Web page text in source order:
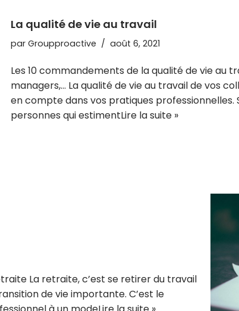
La qualité de vie au travail
par Groupproactive août 6, 2021
Les 10 commandements de la qualité de vie au
managers,… La qualité de vie au travail de vos
en compte dans vos pratiques
personnes qui estimentLire la suite »
La retraite, c’est se retirer du travail
de vie importante. C’est le